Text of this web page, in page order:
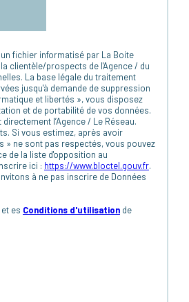
fichier informatisé par La Boite
clientèle/prospects de l'Agence / du
La base légale du traitement
jusqu'à demande de suppression
et libertés », vous disposez
et de portabilité de vos données.
l’Agence / Le Réseau.
Si vous estimez, après avoir
» ne sont pas respectés, vous pouvez
de la liste d'opposition au
ici : https://www.bloctel.gouv.fr.
à ne pas inscrire de Données
et es Conditions d'utilisation de